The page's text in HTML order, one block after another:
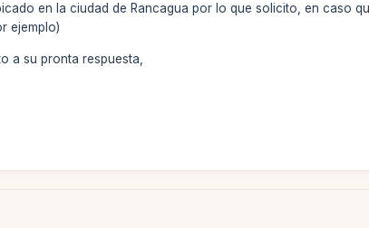
en la ciudad de Rancagua por lo que solicito, en caso
ejemplo)
a su pronta respuesta,